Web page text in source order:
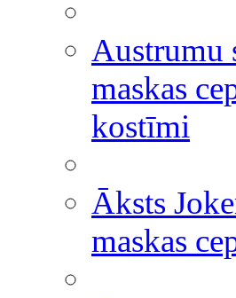
Austrumu
maskas
kostīmi
Āksts
maskas